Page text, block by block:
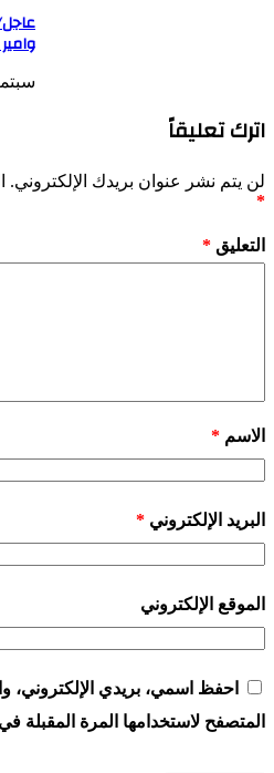
سبتمبر 25,
اترك تعليقاً
لن يتم نشر عنوان بريدك الإلكتروني.
*
التعليق *
الاسم *
البريد الإلكتروني *
الموقع الإلكتروني
احفظ اسمي، بريدي الإلكتروني،
المتصفح لاستخدامها المرة المقبلة